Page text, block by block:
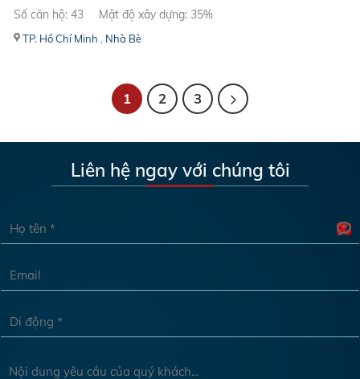
Số căn hộ: 43 Mật độ xây dựng: 35%
TP. Hồ Chí Minh , Nhà Bè
1 2 3
Liên hệ ngay với chúng tôi